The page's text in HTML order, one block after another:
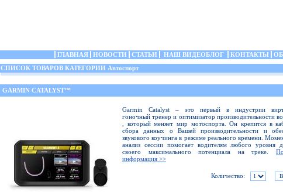
ГЛАВНАЯ НОВОСТИ СТАТЬИ НАШ ВИДЕОБЛОГ КОНТАКТЫ
СПИСОК ТОВАРОВ КАТЕГОРИИ Автоспорт
GARMIN CATALYST™
Garmin Catalyst – это первый в индустрии
гоночный тренер и оптимизатор производительности
, который меняет мир мотоспорта. Он крепится в
сбора данных о Вашей производительности и
звукового коучинга в режиме реального времени.
анализ сессии помогает водителям любого уровня
своего максимального потенциала на треке.
информация >>
Количество: